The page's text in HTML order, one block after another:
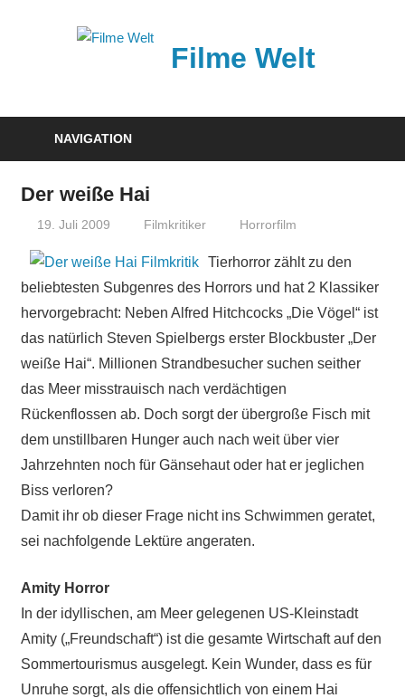
Filme Welt
aktuellen
Kinofilmen
NAVIGATION
Der weiße Hai
19. Juli 2009 Filmkritiker Horrorfilm
Tierhorror zählt zu den
beliebtesten Subgenres des Horrors und hat 2 Klassiker
hervorgebracht: Neben Alfred Hitchcocks „Die Vögel“ ist
das natürlich Steven Spielbergs erster Blockbuster „Der
weiße Hai“. Millionen Strandbesucher suchen seither
das Meer misstrauisch nach verdächtigen
Rückenflossen ab. Doch sorgt der übergroße Fisch mit
dem unstillbaren Hunger auch nach weit über vier
Jahrzehnten noch für Gänsehaut oder hat er jeglichen
Biss verloren?
Damit ihr ob dieser Frage nicht ins Schwimmen geratet,
sei nachfolgende Lektüre angeraten.
Amity Horror
In der idyllischen, am Meer gelegenen US-Kleinstadt
Amity („Freundschaft“) ist die gesamte Wirtschaft auf den
Sommertourismus ausgelegt. Kein Wunder, dass es für
Unruhe sorgt, als die offensichtlich von einem Hai